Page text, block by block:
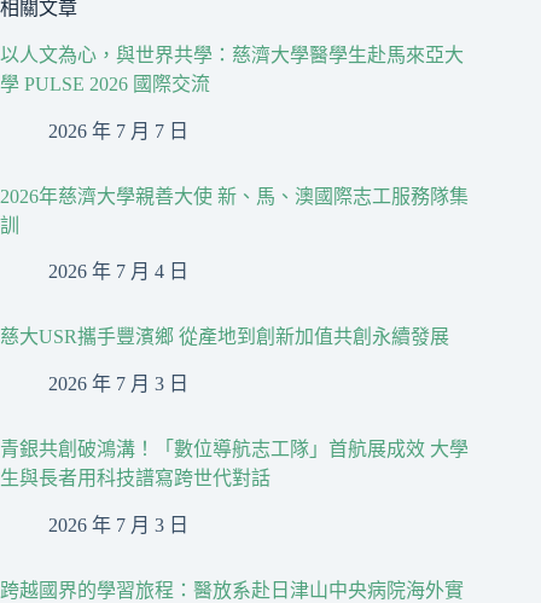
相關文章
以人文為心，與世界共學：慈濟大學醫學生赴馬來亞大
學 PULSE 2026 國際交流
2026 年 7 月 7 日
2026年慈濟大學親善大使 新、馬、澳國際志工服務隊集
訓
2026 年 7 月 4 日
慈大USR攜手豐濱鄉 從產地到創新加值共創永續發展
2026 年 7 月 3 日
青銀共創破鴻溝！「數位導航志工隊」首航展成效 大學
生與長者用科技譜寫跨世代對話
2026 年 7 月 3 日
跨越國界的學習旅程：醫放系赴日津山中央病院海外實